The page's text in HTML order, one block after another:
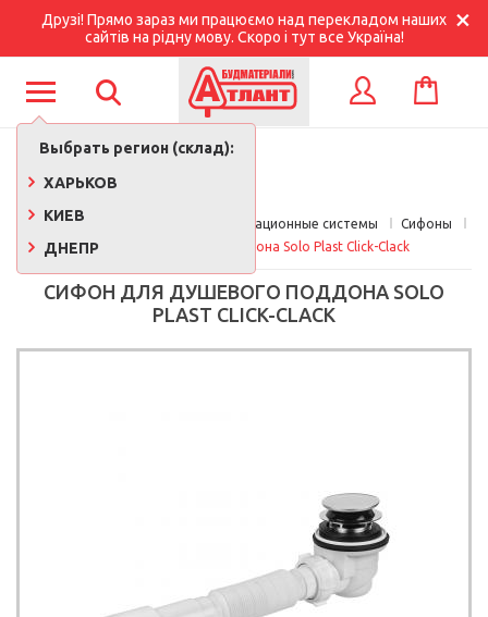
Друзі! Прямо зараз ми працюємо над перекладом наших
сайтів на рідну мову. Скоро і тут все Україна!
Выбрать регион (склад):
ХАРЬКОВ
КИЕВ
ДНЕПР
КОРЗИНА
Главная Канализационные системы
Сифоны
Сифон для душевого поддона Solo Plast Click-Clack
СИФОН ДЛЯ ДУШЕВОГО ПОДДОНА SOLO
PLAST CLICK-CLACK